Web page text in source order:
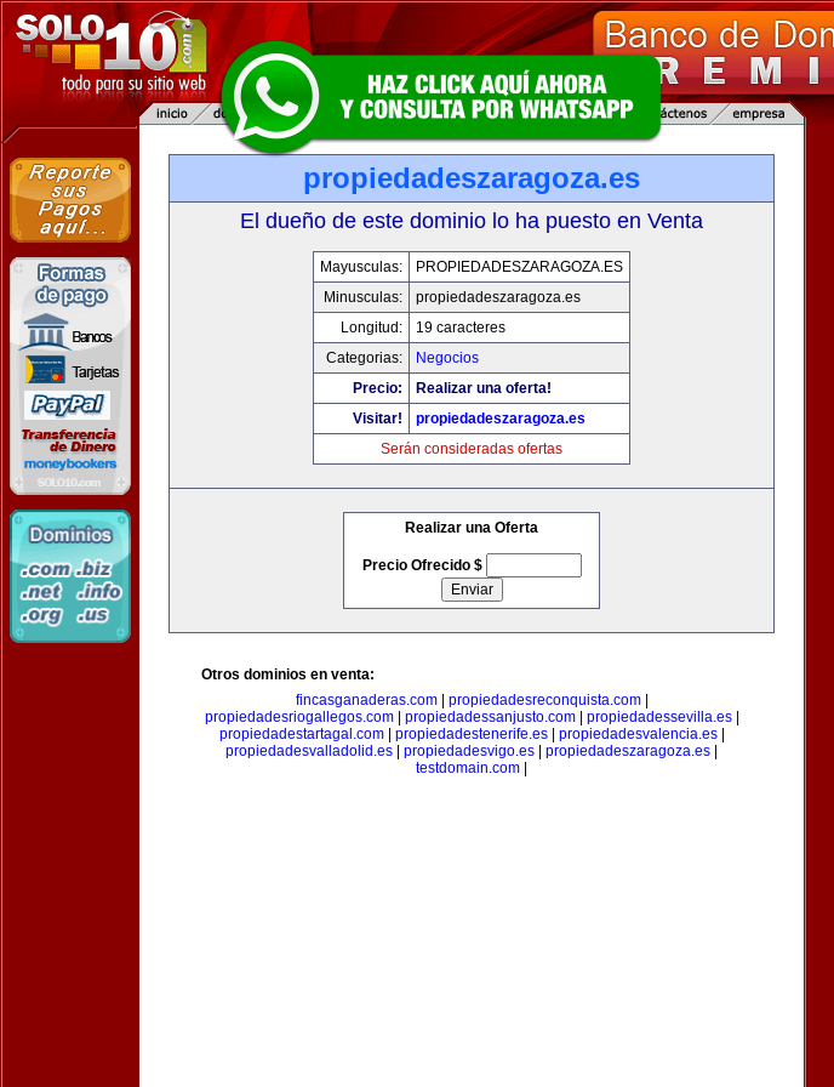
propiedadeszaragoza.es
El dueño de este dominio lo ha puesto en Venta
Mayusculas:
PROPIEDADESZARAGOZA.ES
Minusculas:
propiedadeszaragoza.es
Longitud:
19 caracteres
Categorias:
Negocios
Precio:
Realizar una oferta!
Visitar!
propiedadeszaragoza.es
Serán consideradas ofertas
Realizar una Oferta
Precio Ofrecido $
Otros dominios en venta:
fincasganaderas.com| propiedadesreconquista.com|
propiedadesriogallegos.com| propiedadessanjusto.com| propiedadessevilla.es|
propiedadestartagal.com| propiedadestenerife.es| propiedadesvalencia.es|
propiedadesvalladolid.es
propiedadesvigo.es propiedadeszaragoza.es
testdomain.com